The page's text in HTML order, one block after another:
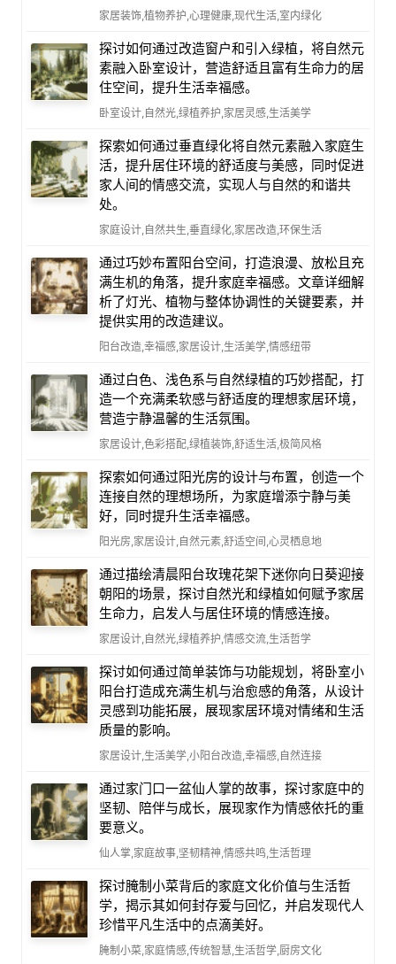
家居装饰,植物养护,心理健康,现代生活,室内绿化
探讨如何通过改造窗户和引入绿植，将自然元
素融入卧室设计，营造舒适且富有生命力的居
住空间，提升生活幸福感。
卧室设计,自然光,绿植养护,家居灵感,生活美学
探索如何通过垂直绿化将自然元素融入家庭生
活，提升居住环境的舒适度与美感，同时促进
家人间的情感交流，实现人与自然的和谐共
处。
家庭设计,自然共生,垂直绿化,家居改造,环保生活
通过巧妙布置阳台空间，打造浪漫、放松且充
满生机的角落，提升家庭幸福感。文章详细解
析了灯光、植物与整体协调性的关键要素，并
提供实用的改造建议。
阳台改造,幸福感,家居设计,生活美学,情感纽带
通过白色、浅色系与自然绿植的巧妙搭配，打
造一个充满柔软感与舒适度的理想家居环境，
营造宁静温馨的生活氛围。
家居设计,色彩搭配,绿植装饰,舒适生活,极简风格
探索如何通过阳光房的设计与布置，创造一个
连接自然的理想场所，为家庭增添宁静与美
好，同时提升生活幸福感。
阳光房,家居设计,自然元素,舒适空间,心灵栖息地
通过描绘清晨阳台玫瑰花架下迷你向日葵迎接
朝阳的场景，探讨自然光和绿植如何赋予家居
生命力，启发人与居住环境的情感连接。
家居设计,自然光,绿植养护,情感交流,生活哲学
探讨如何通过简单装饰与功能规划，将卧室小
阳台打造成充满生机与治愈感的角落，从设计
灵感到功能拓展，展现家居环境对情绪和生活
质量的影响。
家居设计,生活美学,小阳台改造,幸福感,自然连接
通过家门口一盆仙人掌的故事，探讨家庭中的
坚韧、陪伴与成长，展现家作为情感依托的重
要意义。
仙人掌,家庭故事,坚韧精神,情感共鸣,生活哲理
探讨腌制小菜背后的家庭文化价值与生活哲
学，揭示其如何封存爱与回忆，并启发现代人
珍惜平凡生活中的点滴美好。
腌制小菜,家庭情感,传统智慧,生活哲学,厨房文化